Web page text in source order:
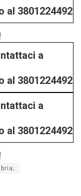
al 3801224492
a
al 3801224492
a
al 3801224492